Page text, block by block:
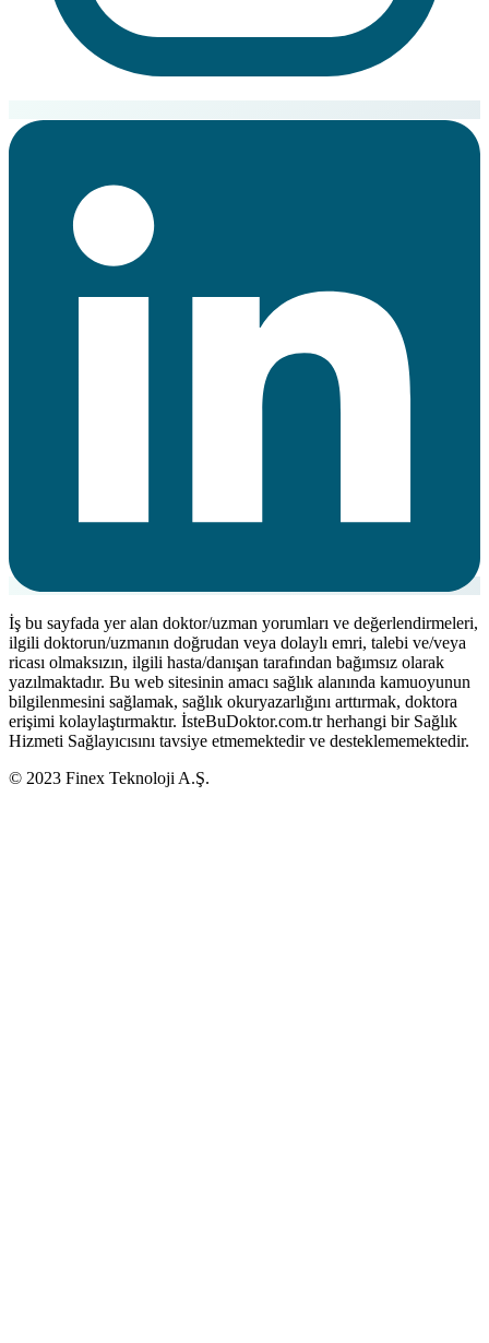
İş bu sayfada yer alan doktor/uzman yorumları ve değerlendirmeleri,
ilgili doktorun/uzmanın doğrudan veya dolaylı emri, talebi ve/veya
ricası olmaksızın, ilgili hasta/danışan tarafından bağımsız olarak
yazılmaktadır. Bu web sitesinin amacı sağlık alanında kamuoyunun
bilgilenmesini sağlamak, sağlık okuryazarlığını arttırmak, doktora
erişimi kolaylaştırmaktır. İsteBuDoktor.com.tr herhangi bir Sağlık
Hizmeti Sağlayıcısını tavsiye etmemektedir ve desteklememektedir.
© 2023 Finex Teknoloji A.Ş.